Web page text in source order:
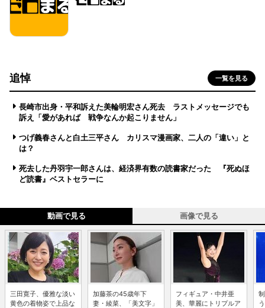
追悼 一覧を見る
長崎市出身・平和訴えた美輪明宏さん死去 ラストメッセージでも
訴え「愛があれば 戦争なんか起こりません」
つげ義春さんと白土三平さん カリスマ漫画家、二人の「違い」と
は？
死去した丹羽宇一郎さんは、経済界有数の読書家だった 『死ぬほ
ど読書』ベストセラーに
動画で見る 画像で見る
三田寛子、優雅な淡い
黄色の着物姿で上品な
加藤茶の45歳年下
妻・綾菜、「美文字」
フィギュア・中井亜
美、華麗にトリプルア